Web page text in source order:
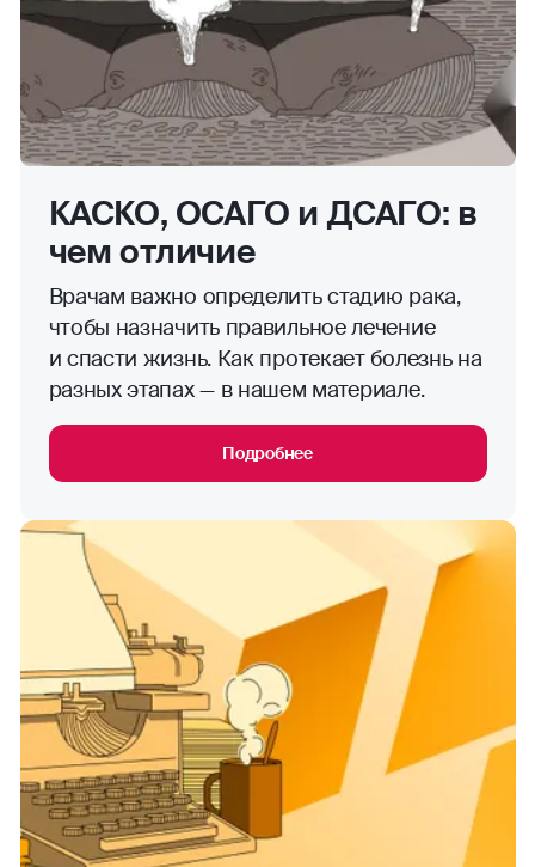
КАСКО, ОСАГО и ДСАГО: в
чем отличие
Врачам важно определить стадию рака,
чтобы назначить правильное лечение
и спасти жизнь. Как протекает болезнь на
разных этапах — в нашем материале.
Подробнее